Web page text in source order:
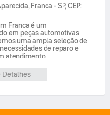
, Franca - SP, CEP:
Franca é um
em peças automotivas
uma ampla seleção de
de reparo e
atendimento...
Detalhes